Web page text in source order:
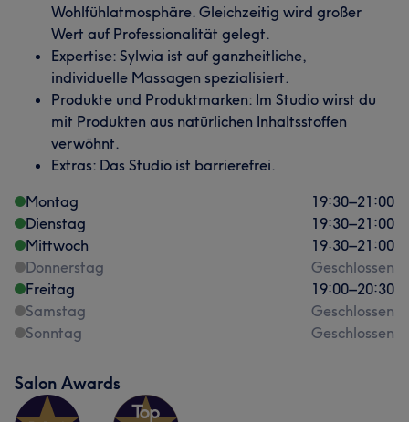
Wohlfühlatmosphäre. Gleichzeitig wird großer
Wert auf Professionalität gelegt.
Expertise: Sylwia ist auf ganzheitliche,
individuelle Massagen spezialisiert.
Produkte und Produktmarken: Im Studio wirst du
mit Produkten aus natürlichen Inhaltsstoffen
verwöhnt.
Extras: Das Studio ist barrierefrei.
Montag
19:30–21:00
Dienstag
19:30–21:00
Mittwoch
19:30–21:00
Donnerstag
Geschlossen
Freitag
19:00–20:30
Samstag
Geschlossen
Sonntag
Geschlossen
Salon Awards